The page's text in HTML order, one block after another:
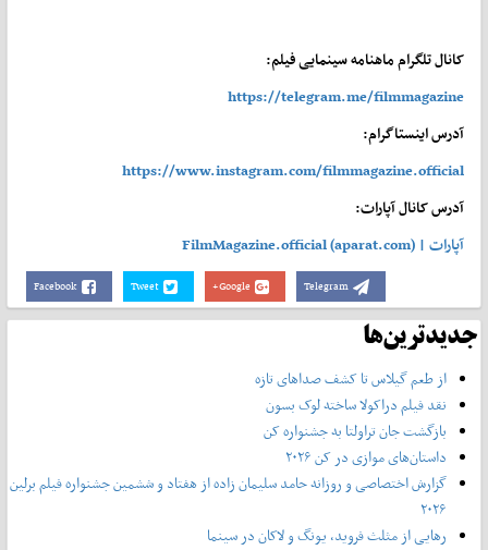
کانال تلگرام ماهنامه سینمایی فیلم:
https://telegram.me/filmmagazine
آدرس اینستاگرام:
https://www.instagram.com/filmmagazine.official
آدرس کانال آپارات:
آپارات | FilmMagazine.official (aparat.com)
Facebook Tweet Google+ Telegram
جدیدترین‌ها
از طعم گیلاس تا کشف صداهای تازه
نقد فیلم دراکولا ساخته لوک بسون
بازگشت جان تراولتا به جشنواره کن
داستان‌های موازی در کن ۲۰۲۶
گزارش اختصاصی و روزانه حامد سلیمان زاده از هفتاد و‌ ششمین جشنواره فیلم برلین
۲۰۲۶
رهایی از مثلث فروید، یونگ و لاکان در سینما